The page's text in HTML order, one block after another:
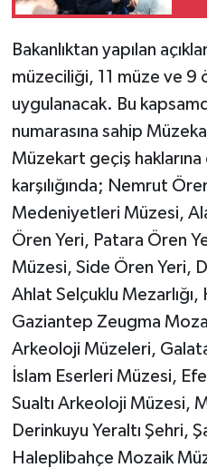
Bakanlıktan yapılan
müzeciliği, 11 müze ve 9
uygulanacak. Bu
numarasına sahip
Müzekart geçiş
karşılığında; Nemrut
Medeniyetleri Müzesi,
Ören Yeri, Patara Ören
Müzesi, Side Ören Yeri,
Ahlat Selçuklu
Gaziantep Zeugma
Arkeoloji Müzeleri,
İslam Eserleri Müzesi,
Sualtı Arkeoloji Müzesi,
Derinkuyu Yeraltı Şehri,
Haleplibahçe Mozaik